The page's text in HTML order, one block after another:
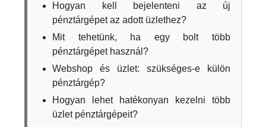
Hogyan kell bejelenteni az új
pénztárgépet az adott üzlethez?
Mit tehetünk, ha egy bolt több
pénztárgépet használ?
Webshop és üzlet: szükséges-e külön
pénztárgép?
Hogyan lehet hatékonyan kezelni több
üzlet pénztárgépeit?